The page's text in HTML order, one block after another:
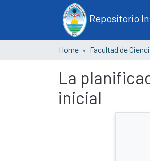
Repositorio
Home Facultad de
La
inicial